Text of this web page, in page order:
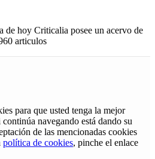
de hoy Criticalia posee un acervo de
articulos
para que usted tenga la mejor
navegando está dando su
de las mencionadas cookies
política de cookies, pinche el enlace